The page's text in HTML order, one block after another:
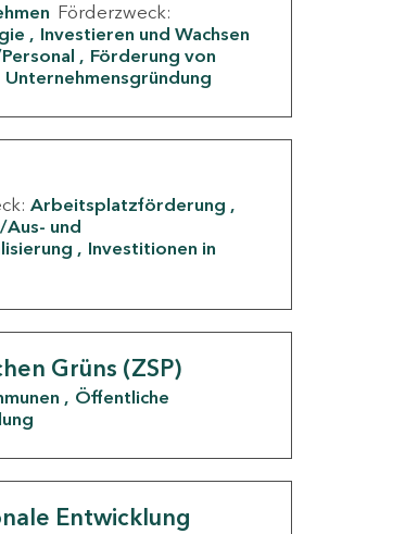
Förderzweck:
Investieren und Wachsen
Förderung von
Unternehmensgründung
Arbeitsplatzförderung
und
Investitionen in
Grüns (ZSP)
Öffentliche
Entwicklung